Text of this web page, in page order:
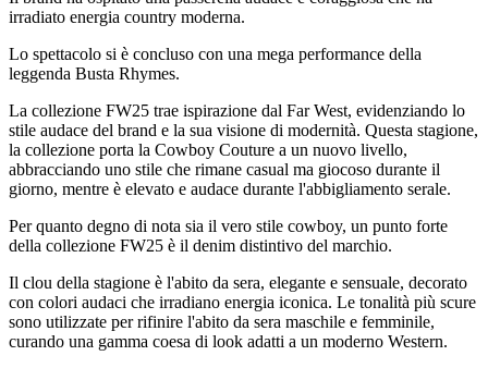
irradiato energia country moderna.
Lo spettacolo si è concluso con una mega performance della
leggenda Busta Rhymes.
La collezione FW25 trae ispirazione dal Far West, evidenziando lo
stile audace del brand e la sua visione di modernità. Questa stagione,
la collezione porta la Cowboy Couture a un nuovo livello,
abbracciando uno stile che rimane casual ma giocoso durante il
giorno, mentre è elevato e audace durante l'abbigliamento serale.
Per quanto degno di nota sia il vero stile cowboy, un punto forte
della collezione FW25 è il denim distintivo del marchio.
Il clou della stagione è l'abito da sera, elegante e sensuale, decorato
con colori audaci che irradiano energia iconica. Le tonalità più scure
sono utilizzate per rifinire l'abito da sera maschile e femminile,
curando una gamma coesa di look adatti a un moderno Western.